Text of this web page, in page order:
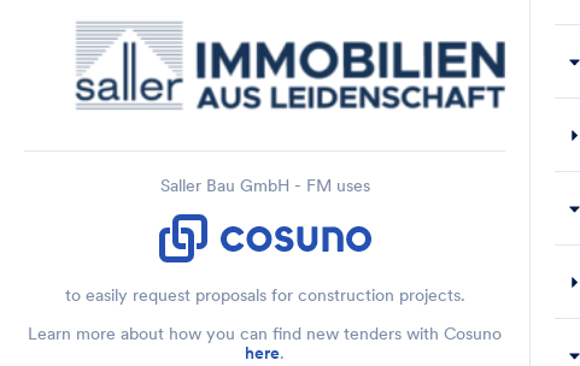
Saller Bau GmbH - FM uses
to easily request proposals for construction projects.
Learn more about how you can find new tenders with Cosuno
here.